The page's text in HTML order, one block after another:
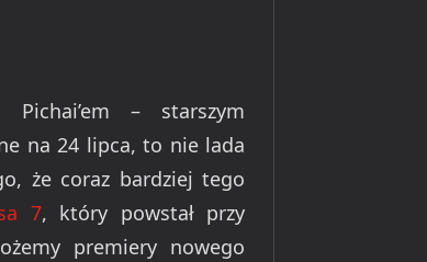
Pichai’em – starszym
na 24 lipca, to nie lada
że coraz bardziej tego
7, który powstał przy
premiery nowego